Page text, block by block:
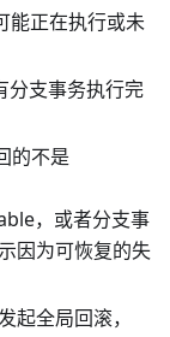
能正在执行或未
支事务执行完
的不是
，或者分支事
因为可恢复的失
全局回滚，